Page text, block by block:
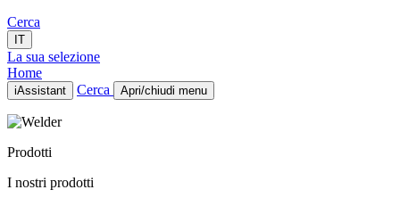
Cerca
IT
La sua selezione
Home
iAssistant Cerca Apri/chiudi menu
Home
Prodotti
Novità
Prodotti
I nostri prodotti